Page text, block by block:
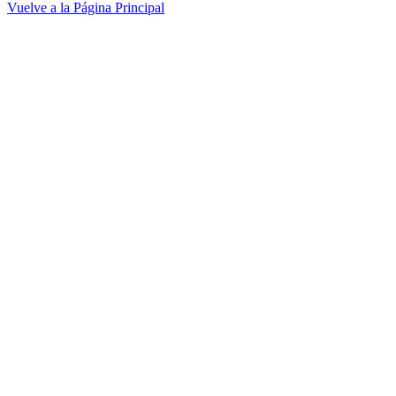
Vuelve a la Página Principal